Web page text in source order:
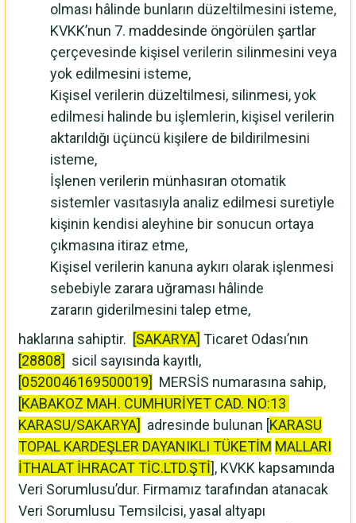
olması hâlinde bunların düzeltilmesini isteme,
KVKK’nun 7. maddesinde öngörülen şartlar
çerçevesinde kişisel verilerin silinmesini veya
yok edilmesini isteme,
Kişisel verilerin düzeltilmesi, silinmesi, yok
edilmesi halinde bu işlemlerin, kişisel verilerin
aktarıldığı üçüncü kişilere de bildirilmesini
isteme,
İşlenen verilerin münhasıran otomatik
sistemler vasıtasıyla analiz edilmesi suretiyle
kişinin kendisi aleyhine bir sonucun ortaya
çıkmasına itiraz etme,
Kişisel verilerin kanuna aykırı olarak işlenmesi
sebebiyle zarara uğraması hâlinde
zararın giderilmesini talep etme,
haklarına sahiptir. [SAKARYA] Ticaret Odası’nın
[28808] sicil sayısında kayıtlı,
[0520046169500019] MERSİS numarasına sahip,
[KABAKOZ MAH. CUMHURİYET CAD. NO:13
KARASU/SAKARYA] adresinde bulunan [KARASU
TOPAL KARDEŞLER DAYANIKLI TÜKETİM MALLARI
İTHALAT İHRACAT TİC.LTD.ŞTİ], KVKK kapsamında
Veri Sorumlusu’dur. Firmamız tarafından atanacak
Veri Sorumlusu Temsilcisi, yasal altyapı